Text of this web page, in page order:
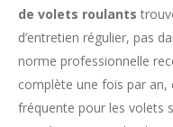
de volets roulants
d’entretien régulier, pas
norme professionnelle
complète une fois par
fréquente pour les volets